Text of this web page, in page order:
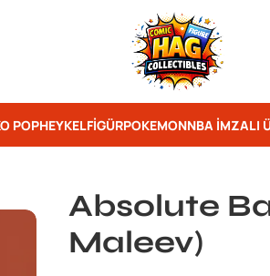
POPHEYKELFIGÜRPOKEMONNBA İMZALI
Absolute
Maleev)